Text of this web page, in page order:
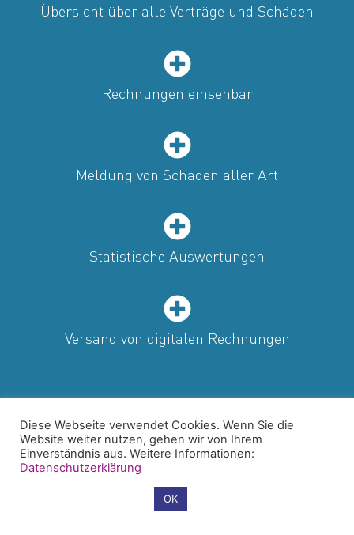
Übersicht über alle Verträge und Schäden
Rechnungen einsehbar
Meldung von Schäden aller Art
Statistische Auswertungen
Versand von digitalen Rechnungen
Diese Webseite verwendet Cookies. Wenn Sie die
Website weiter nutzen, gehen wir von Ihrem
Einverständnis aus. Weitere Informationen:
Datenschutzerklärung
OK